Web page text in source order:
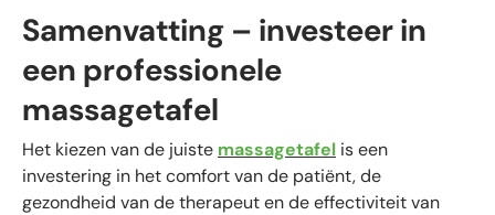
Samenvatting – investeer in
een professionele
massagetafel
Het kiezen van de juiste massagetafel is een
investering in het comfort van de patiënt, de
gezondheid van de therapeut en de effectiviteit van